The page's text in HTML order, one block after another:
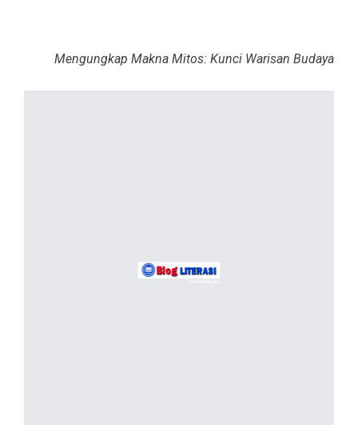
Mengungkap Makna Mitos: Kunci Warisan Budaya